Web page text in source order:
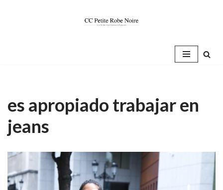
es apropiado trabajar en
jeans